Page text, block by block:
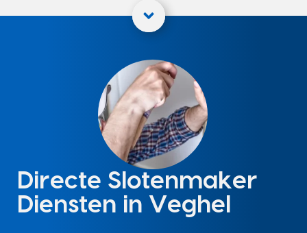
Directe Slotenmaker
Diensten in Veghel